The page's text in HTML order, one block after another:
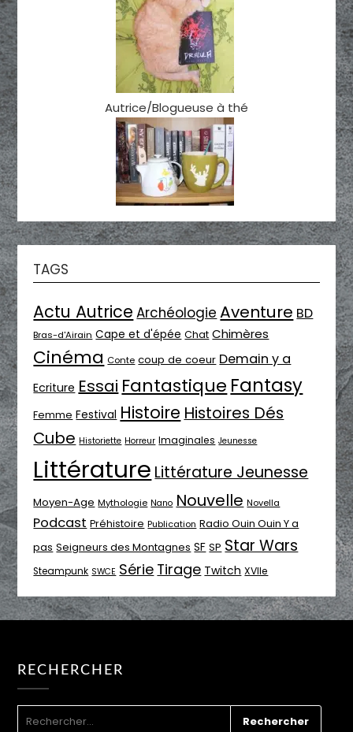
Autrice/Blogueuse à thé
TAGS
Actu Autrice Archéologie Aventure BD
Bras-d'Airain Cape et d'épée Chat Chimères
Cinéma Conte coup de coeur Demain y a
Ecriture Essai Fantastique Fantasy
Femme Festival Histoire Histoires Dés
Cube Historiette Horreur Imaginales Jeunesse
Littérature Littérature Jeunesse
Moyen-Age Mythologie Nano Nouvelle Novella
Podcast Préhistoire Publication Radio Ouin Ouin Y a
pas Seigneurs des Montagnes SF SP Star Wars
Steampunk SWCE Série Tirage Twitch XVIIe
RECHERCHER